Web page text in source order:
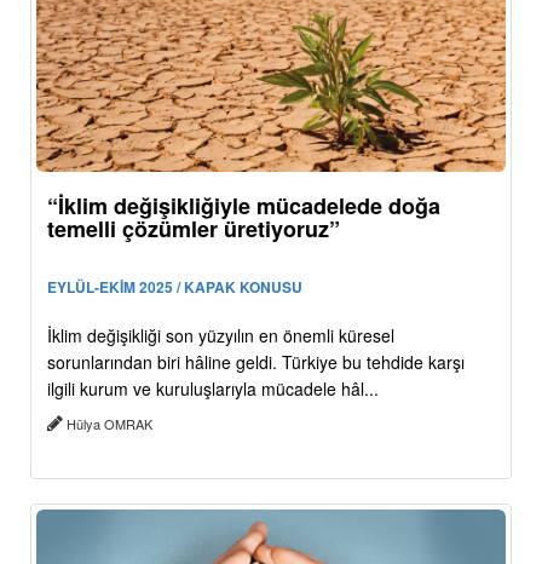
“İklim değişikliğiyle mücadelede doğa
temelli çözümler üretiyoruz”
EYLÜL-EKİM 2025 / KAPAK KONUSU
İklim değişikliği son yüzyılın en önemli küresel
sorunlarından biri hâline geldi. Türkiye bu tehdide karşı
ilgili kurum ve kuruluşlarıyla mücadele hâl...
Hülya OMRAK